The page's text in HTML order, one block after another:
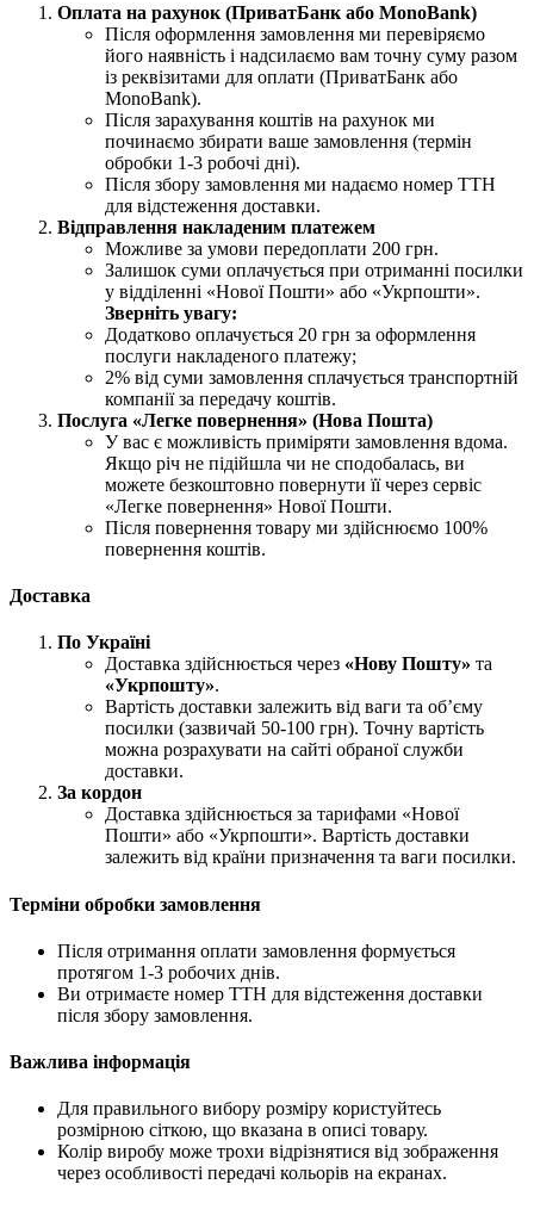
Оплата на рахунок (ПриватБанк або MonoBank)
Після оформлення замовлення ми перевіряємо
його наявність і надсилаємо вам точну суму разом
із реквізитами для оплати (ПриватБанк або
MonoBank).
Після зарахування коштів на рахунок ми
починаємо збирати ваше замовлення (термін
обробки 1-3 робочі дні).
Після збору замовлення ми надаємо номер ТТН
для відстеження доставки.
Відправлення накладеним платежем
Можливе за умови передоплати 200 грн.
Залишок суми оплачується при отриманні посилки
у відділенні «Нової Пошти» або «Укрпошти».
Зверніть увагу:
Додатково оплачується 20 грн за оформлення
послуги накладеного платежу;
2% від суми замовлення сплачується транспортній
компанії за передачу коштів.
Послуга «Легке повернення» (Нова Пошта)
У вас є можливість приміряти замовлення вдома.
Якщо річ не підійшла чи не сподобалась, ви
можете безкоштовно повернути її через сервіс
«Легке повернення» Нової Пошти.
Після повернення товару ми здійснюємо 100%
повернення коштів.
Доставка
По Україні
Доставка здійснюється через «Нову Пошту» та
«Укрпошту».
Вартість доставки залежить від ваги та об’єму
посилки (зазвичай 50-100 грн). Точну вартість
можна розрахувати на сайті обраної служби
доставки.
За кордон
Доставка здійснюється за тарифами «Нової
Пошти» або «Укрпошти». Вартість доставки
залежить від країни призначення та ваги посилки.
Терміни обробки замовлення
Після отримання оплати замовлення формується
протягом 1-3 робочих днів.
Ви отримаєте номер ТТН для відстеження доставки
після збору замовлення.
Важлива інформація
Для правильного вибору розміру користуйтесь
розмірною сіткою, що вказана в описі товару.
Колір виробу може трохи відрізнятися від зображення
через особливості передачі кольорів на екранах.